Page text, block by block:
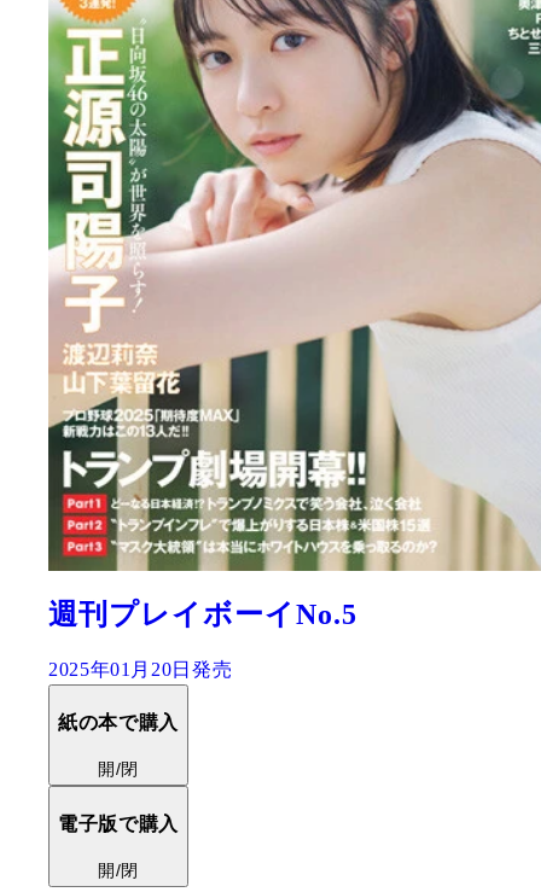
週刊プレイボーイNo.5
2025年01月20日発売
紙の本で購入
開/閉
電子版で購入
開/閉